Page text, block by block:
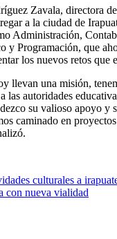
Zavala, directora
a la ciudad de
Administración,
y Programación, que
los nuevos retos que
llevan una misión,
las autoridades
su valioso apoyo y
caminado en
culturales a
con nueva vialidad